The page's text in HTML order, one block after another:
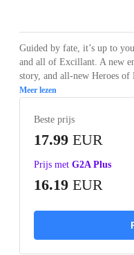
Guided by fate, it’s up to
and all of Excillant. A new
story, and all-new Heroes of
Meer lezen
Beste prijs
17.99 EUR
Prijs met G2A Plus
16.19 EUR